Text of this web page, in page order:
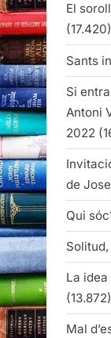
El
(17.420)
Sants
Si
Antoni
2022
de
Qui
La idea
(13.872)
Mal